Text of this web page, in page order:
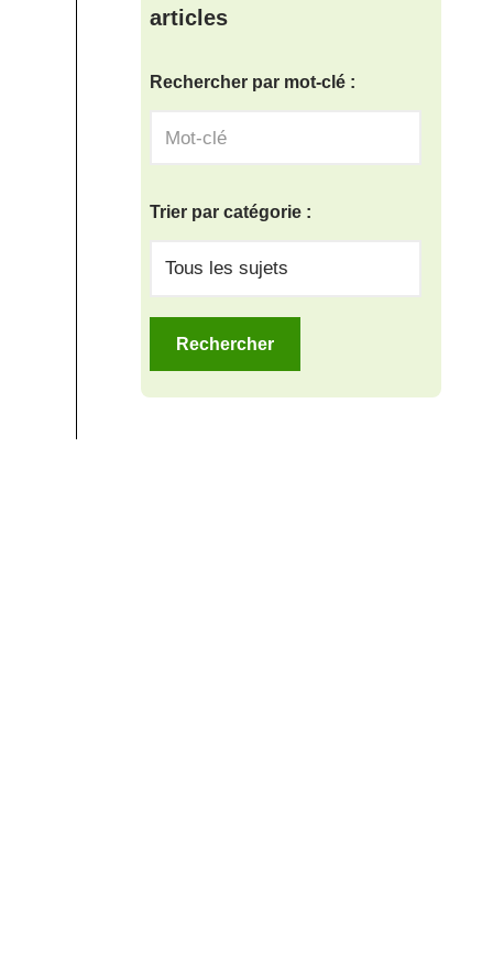
articles
Rechercher par mot-clé :
Trier par catégorie :